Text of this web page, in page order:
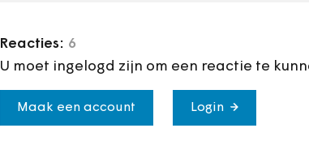
Reacties: 6
U moet ingelogd zijn om een reactie te
Maak een account Login